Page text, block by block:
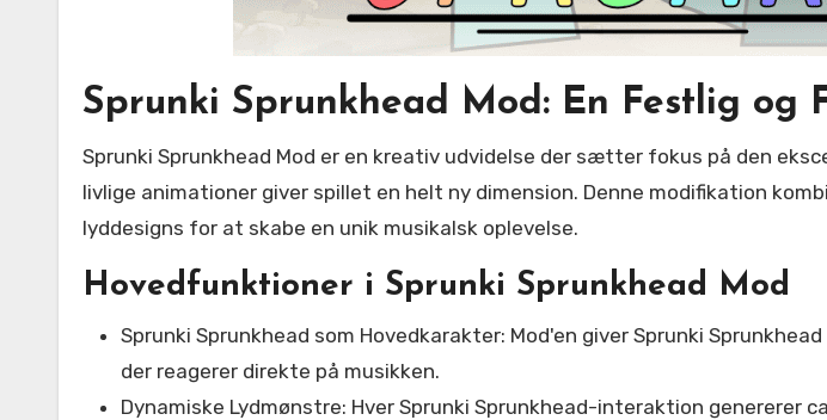
Sprunki Sprunkhead Mod: En Festlig
Sprunki Sprunkhead Mod er en kreativ udvidelse der sætter fokus på den ekscentriske figur Sprunki Sprunkhead, hvis humoristiske personlighed og
livlige animationer giver spillet en helt ny dimension. Denne modifikation
lyddesigns for at skabe en unik musikalsk oplevelse.
Hovedfunktioner i Sprunki Sprunkhead Mod
Sprunki Sprunkhead som Hovedkarakter: Mod'en giver Sprunki
der reagerer direkte på musikken.
Dynamiske Lydmønstre: Hver Sprunki Sprunkhead-interaktion